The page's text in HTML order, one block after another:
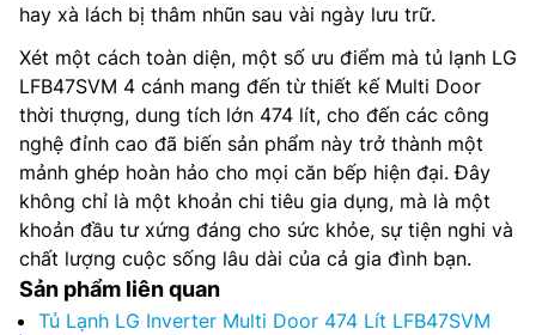
hay xà lách bị thâm nhũn sau vài ngày lưu trữ.
Xét một cách toàn diện, một số ưu điểm mà tủ lạnh LG
LFB47SVM 4 cánh mang đến từ thiết kế Multi Door
thời thượng, dung tích lớn 474 lít, cho đến các công
nghệ đỉnh cao đã biến sản phẩm này trở thành một
mảnh ghép hoàn hảo cho mọi căn bếp hiện đại. Đây
không chỉ là một khoản chi tiêu gia dụng, mà là một
khoản đầu tư xứng đáng cho sức khỏe, sự tiện nghi và
chất lượng cuộc sống lâu dài của cả gia đình bạn.
Sản phẩm liên quan
Tủ Lạnh LG Inverter Multi Door 474 Lít LFB47SVM